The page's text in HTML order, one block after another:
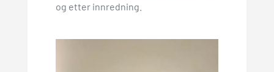
og etter innredning.